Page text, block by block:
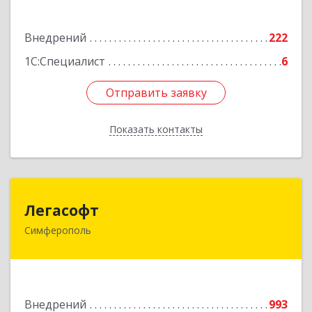
Внедрений
222
1С:Специалист
6
Отправить заявку
Показать контакты
Отправить заявку
Назад
Легасофт
Симферополь
Внедрений
993
295017, Крым Респ, г.о. город Симферополь,
Подробнее